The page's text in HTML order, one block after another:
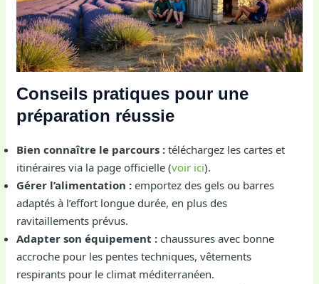
Conseils pratiques pour une
préparation réussie
Bien connaître le parcours : téléchargez les cartes et
itinéraires via la page officielle (voir ici).
Gérer l’alimentation : emportez des gels ou barres
adaptés à l’effort longue durée, en plus des
ravitaillements prévus.
Adapter son équipement : chaussures avec bonne
accroche pour les pentes techniques, vêtements
respirants pour le climat méditerranéen.